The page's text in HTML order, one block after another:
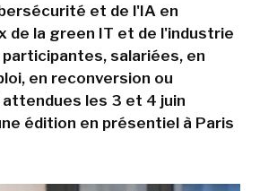
et de l'IA en
de la green IT et de l'industrie
salariées, en
en reconversion ou
les 3 et 4 juin
édition en présentiel à Paris